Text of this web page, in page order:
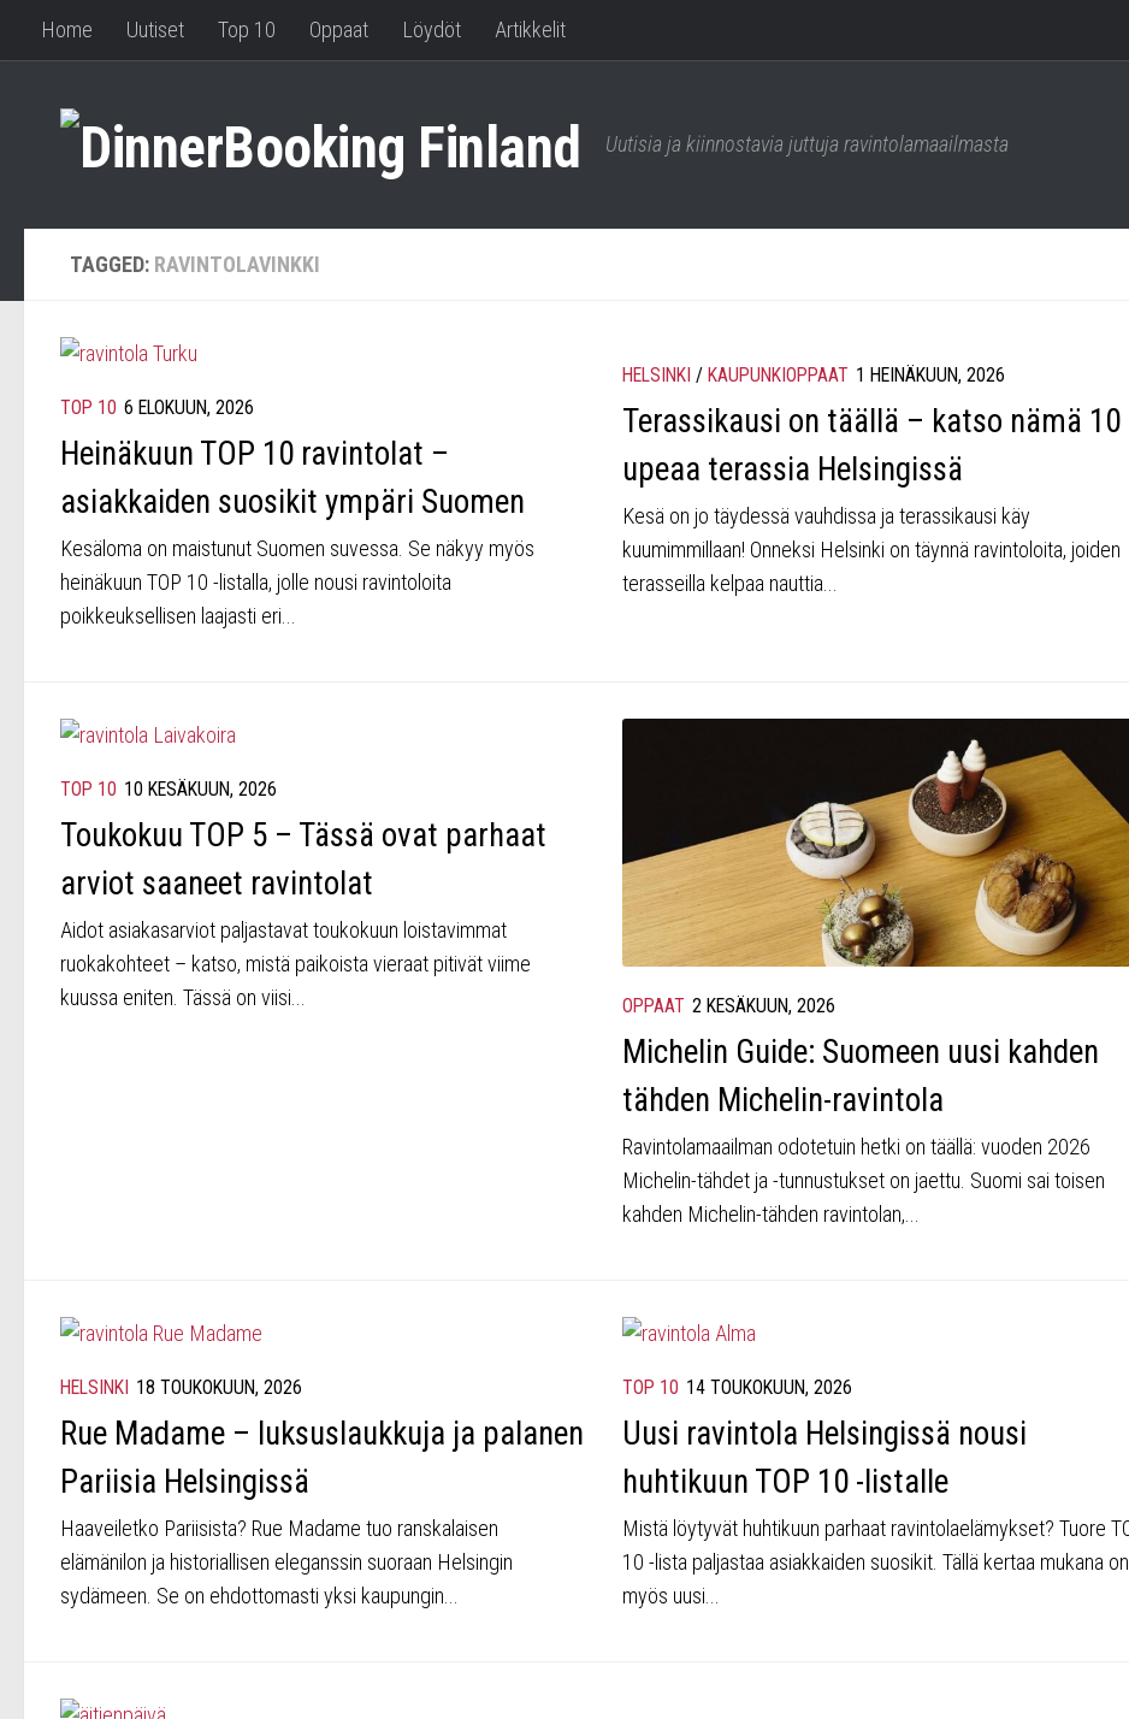
Home Uutiset Top 10 Oppaat Löydöt Artikkelit
Uutisia ja kiinnostavia juttuja ravintolamaailmasta
TAGGED: RAVINTOLAVINKKI
TOP 10 6 ELOKUUN, 2026
Heinäkuun TOP 10 ravintolat –
asiakkaiden suosikit ympäri Suomen
Kesäloma on maistunut Suomen suvessa. Se näkyy myös
heinäkuun TOP 10 -listalla, jolle nousi ravintoloita
poikkeuksellisen laajasti eri...
HELSINKI / KAUPUNKIOPPAAT 1 HEINÄKUUN, 2026
Terassikausi on täällä – katso nämä 10
upeaa terassia Helsingissä
Kesä on jo täydessä vauhdissa ja terassikausi käy
kuumimmillaan! Onneksi Helsinki on täynnä ravintoloita, joiden
terasseilla kelpaa nauttia...
TOP 10 10 KESÄKUUN, 2026
Toukokuu TOP 5 – Tässä ovat parhaat
arviot saaneet ravintolat
Aidot asiakasarviot paljastavat toukokuun loistavimmat
ruokakohteet – katso, mistä paikoista vieraat pitivät viime
kuussa eniten. Tässä on viisi...
OPPAAT 2 KESÄKUUN, 2026
Michelin Guide: Suomeen uusi kahden
tähden Michelin-ravintola
Ravintolamaailman odotetuin hetki on täällä: vuoden 2026
Michelin-tähdet ja -tunnustukset on jaettu. Suomi sai toisen
kahden Michelin-tähden ravintolan,...
HELSINKI 18 TOUKOKUUN, 2026
Rue Madame – luksuslaukkuja ja palanen
Pariisia Helsingissä
Haaveiletko Pariisista? Rue Madame tuo ranskalaisen
elämänilon ja historiallisen eleganssin suoraan Helsingin
sydämeen. Se on ehdottomasti yksi kaupungin...
TOP 10 14 TOUKOKUUN, 2026
Uusi ravintola Helsingissä nousi
huhtikuun TOP 10 -listalle
Mistä löytyvät huhtikuun parhaat ravintolaelämykset? Tuore
10 -lista paljastaa asiakkaiden suosikit. Tällä kertaa mukana on
myös uusi...